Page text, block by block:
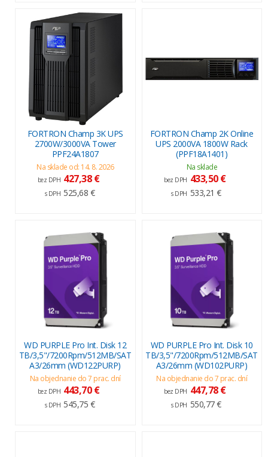
FORTRON Champ 3K UPS
2700W/3000VA Tower
PPF24A1807
Na sklade od: 14. 8. 2026
bez DPH 427,38 €
s DPH 525,68 €
FORTRON Champ 2K Online
UPS 2000VA 1800W Rack
(PPF18A1401)
Na sklade
bez DPH 433,50 €
s DPH 533,21 €
WD PURPLE Pro Int. Disk 12
TB/3,5"/7200Rpm/512MB/SAT
A3/26mm (WD122PURP)
Na objednanie do 7 prac. dní
bez DPH 443,70 €
s DPH 545,75 €
WD PURPLE Pro Int. Disk 10
TB/3,5"/7200Rpm/512MB/SAT
A3/26mm (WD102PURP)
Na objednanie do 7 prac. dní
bez DPH 447,78 €
s DPH 550,77 €